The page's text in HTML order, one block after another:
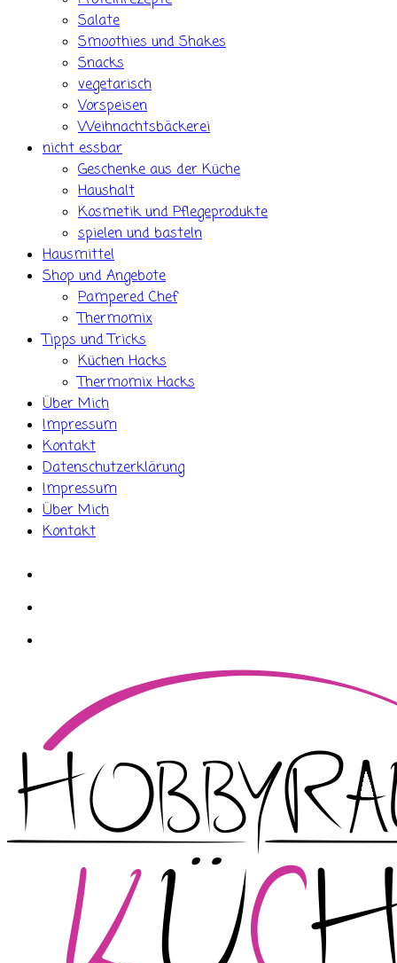
Salate
Smoothies und Shakes
Snacks
vegetarisch
Vorspeisen
Weihnachtsbäckerei
nicht essbar
Geschenke aus der Küche
Haushalt
Kosmetik und Pflegeprodukte
spielen und basteln
Hausmittel
Shop und Angebote
Pampered Chef
Thermomix
Tipps und Tricks
Küchen Hacks
Thermomix Hacks
Über Mich
Impressum
Kontakt
Datenschutzerklärung
Impressum
Über Mich
Kontakt